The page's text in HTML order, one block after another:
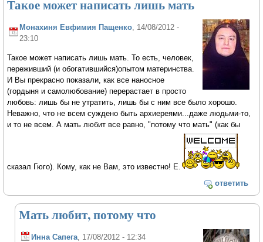
Такое может написать лишь мать
Монахиня Евфимия Пащенко , 14/08/2012 -
23:10
Такое может написать лишь мать. То есть, человек,
переживший (и обогатившийся)опытом материнства.
И Вы прекрасно показали, как все наносное
(гордыня и самолюбование) перерастает в просто
любовь: лишь бы не утратить, лишь бы с ним все было хорошо.
Неважно, что не всем суждено быть архиереями...даже людьми-то,
и то не всем. А мать любит все равно, "потому что мать" (как бы
сказал Гюго). Кому, как не Вам, это известно! Е.
ответить
Мать любит, потому что
Инна Сапега , 17/08/2012 - 12:34